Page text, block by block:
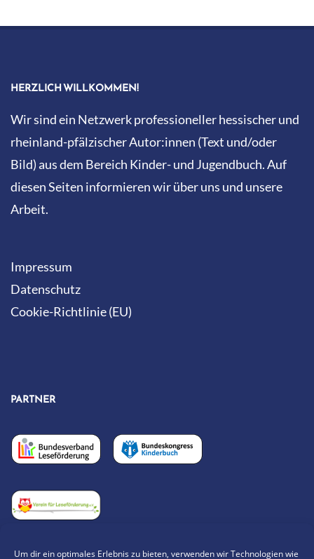
Um dir ein optimales Erlebnis zu bieten, verwenden wir Technologien wie
HERZLICH WILLKOMMEN!
Wir sind ein Netzwerk professioneller hessischer und
rheinland-pfälzischer Autor:innen (Text und/oder
Bild) aus dem Bereich Kinder- und Jugendbuch. Auf
diesen Seiten informieren wir über uns und unsere
Arbeit.
Impressum
Datenschutz
Cookie-Richtlinie (EU)
PARTNER